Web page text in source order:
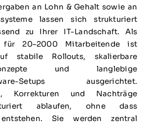
an Lohn & Gehalt sowie an
lassen sich strukturiert
zu Ihrer IT-Landschaft. Als
für 20–2000 Mitarbeitende ist
stabile Rollouts, skalierbare
und langlebige
Setups ausgerichtet.
Korrekturen und Nachträge
ablaufen, ohne dass
Sie werden zentral